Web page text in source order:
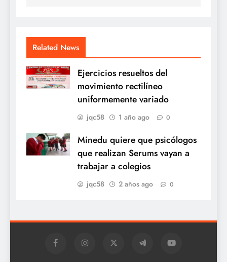
Related News
Ejercicios resueltos del
movimiento rectilíneo
uniformemente variado
jqc58 1 año ago 0
Minedu quiere que psicólogos
que realizan Serums vayan a
trabajar a colegios
jqc58 2 años ago 0